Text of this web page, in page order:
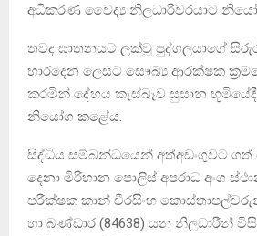
අධිකරණ වෛද්‍ය නිලධාරිවරයාට
තවද ඝාතනයට ලක්වූ පුද්ගලයාගේ
භාරදෙන ලෙසට සෞඛ්‍ය ආරක්ෂක
කරමින් දේහය කැස්බෑව සුසාන
නියෝග කළේය.
සිද්ධිය සම්බන්ධයෙන් අත්අඩංගුවට
දෙනා මිරිහාන පොලිස් අපරාධ අංශ
පරීක්ෂක කාන් වීරසිංහ
හා බණ්ඩාර (84638) යන නිලධාරීන්